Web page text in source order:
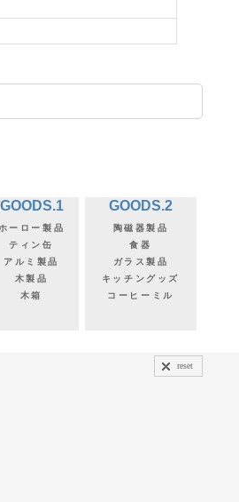
GOODS.1
ホーロー製品
ティン缶
アルミ製品
木製品
木箱
GOODS.2
陶磁器製品
食器
ガラス製品
キッチングッズ
コーヒーミル
reset